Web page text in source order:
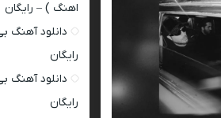
اهنگ ) – رایگان
دانلود آهنگ
رایگان
دانلود آهنگ
رایگان